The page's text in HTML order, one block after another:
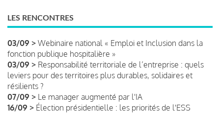
LES RENCONTRES
03/09 > Webinaire national « Emploi et Inclusion dans la
fonction publique hospitalière »
03/09 > Responsabilité territoriale de l’entreprise : quels
leviers pour des territoires plus durables, solidaires et
résilients ?
07/09 > Le manager augmenté par l'IA
16/09 > Élection présidentielle : les priorités de l'ESS